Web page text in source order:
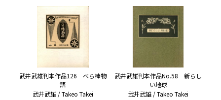
武井武雄刊本作品126 べら棒物
語
武井武雄 / Takeo Takei
武井武雄刊本作品No.58 新らし
い地球
武井武雄 / Takeo Takei